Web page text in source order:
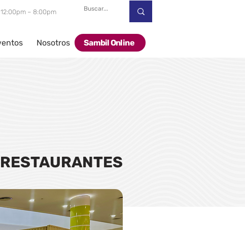
Nosotros Sambil Online
– 8:00pm
RESTAURANTES